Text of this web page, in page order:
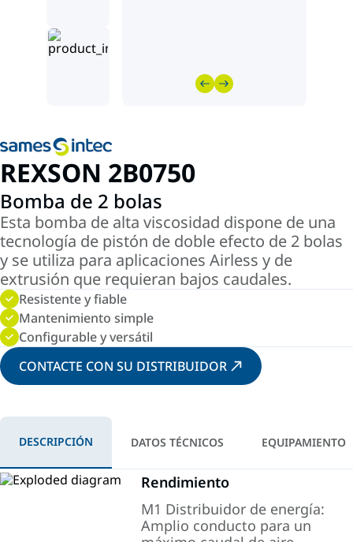
REXSON 2B0750
Bomba de 2 bolas
Esta bomba de alta viscosidad dispone de una
tecnología de pistón de doble efecto de 2 bolas
y se utiliza para aplicaciones Airless y de
extrusión que requieran bajos caudales.
Resistente y fiable
Mantenimiento simple
Configurable y versátil
CONTACTE CON SU DISTRIBUIDOR
DESCRIPCIÓN DATOS TÉCNICOS EQUIPAMIENTO
Rendimiento
M1 Distribuidor de energía:
Amplio conducto para un